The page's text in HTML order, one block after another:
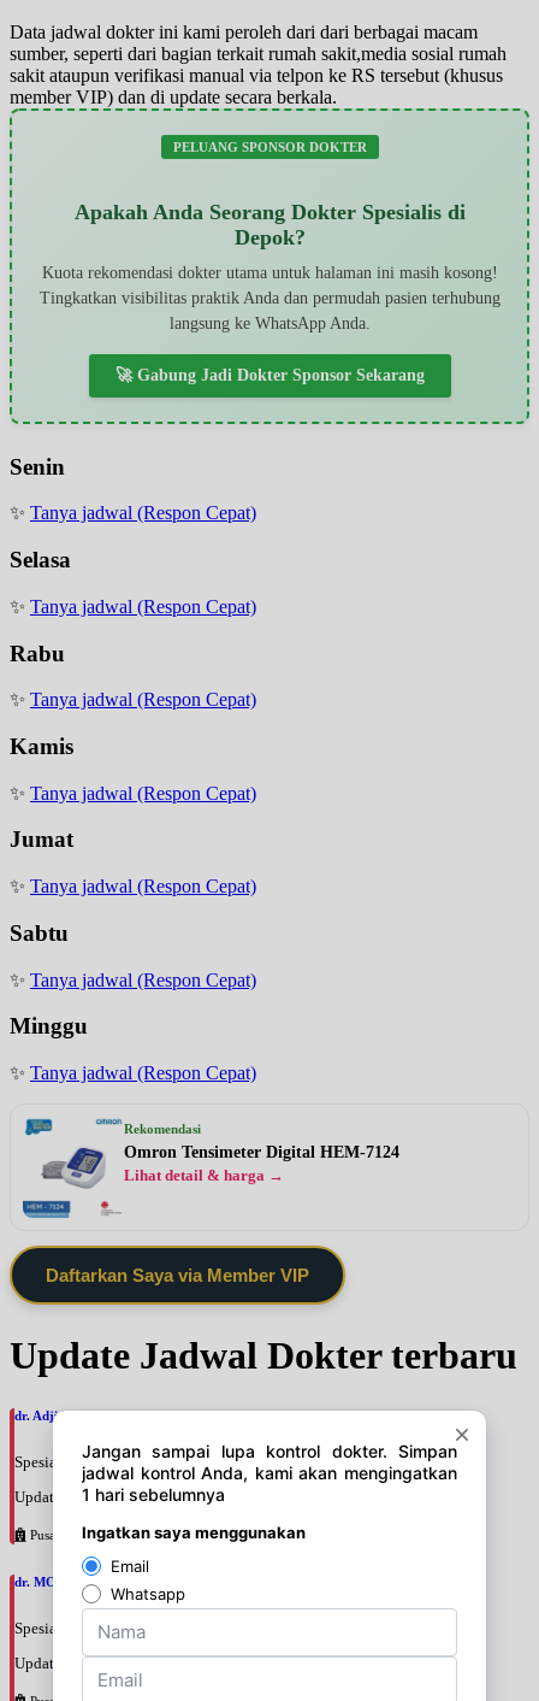
Data jadwal dokter ini kami peroleh dari dari berbagai macam
sumber, seperti dari bagian terkait rumah sakit,media sosial rumah
sakit ataupun verifikasi manual via telpon ke RS tersebut (khusus
member VIP) dan di update secara berkala.
PELUANG SPONSOR DOKTER
Apakah Anda Seorang Dokter Spesialis di
Depok?
Kuota rekomendasi dokter utama untuk halaman ini masih kosong!
Tingkatkan visibilitas praktik Anda dan permudah pasien terhubung
langsung ke WhatsApp Anda.
🚀 Gabung Jadi Dokter Sponsor Sekarang
Senin
✨ Tanya jadwal (Respon Cepat)
Selasa
✨ Tanya jadwal (Respon Cepat)
Rabu
✨ Tanya jadwal (Respon Cepat)
Kamis
✨ Tanya jadwal (Respon Cepat)
Jumat
✨ Tanya jadwal (Respon Cepat)
Sabtu
✨ Tanya jadwal (Respon Cepat)
Minggu
✨ Tanya jadwal (Respon Cepat)
Rekomendasi
Omron Tensimeter Digital HEM-7124
Lihat detail & harga →
Daftarkan Saya via Member VIP
Update Jadwal Dokter terbaru
dr. Adji Suprajitno, SpPD
Spesialis: Penyakit Dalam
Update terakhir: 2026-08-07 20:37:59
Pusat Pertamina
dr. MOCHAMAD PASHA, SpPD
Spesialis: Penyakit Dalam
Update terakhir: 2026-08-07 20:35:45